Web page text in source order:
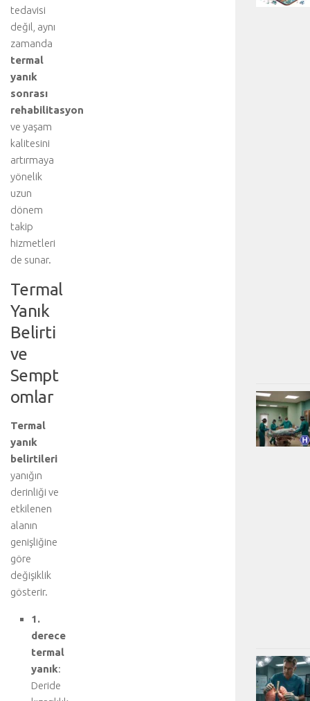
tedavisi
değil, aynı
zamanda
termal
yanık
sonrası
rehabilitasyon
ve yaşam
kalitesini
artırmaya
yönelik
uzun
dönem
takip
hizmetleri
de sunar.
Termal
Yanık
Belirti
ve
Sempt
omlar
Termal
yanık
belirtileri
yanığın
derinliği ve
etkilenen
alanın
genişliğine
göre
değişiklik
gösterir.
1.
derece
termal
yanık:
Deride